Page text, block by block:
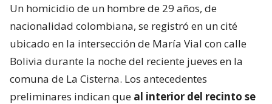
Un homicidio de un hombre de 29 años, de
nacionalidad colombiana, se registró en un cité
ubicado en la intersección de María Vial con calle
Bolivia durante la noche del reciente jueves en la
comuna de La Cisterna. Los antecedentes
preliminares indican que al interior del recinto se